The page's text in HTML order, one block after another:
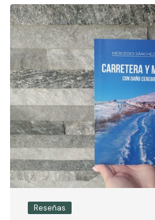
Reseñas